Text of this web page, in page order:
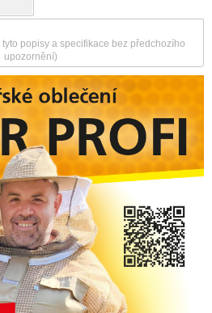
popisy a specifikace bez předchozího
upozornění)